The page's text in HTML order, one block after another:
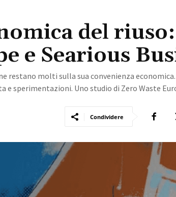
del
e Searious
restano molti sulla sua convenienza
Uno studio di Zero Waste
Condividere